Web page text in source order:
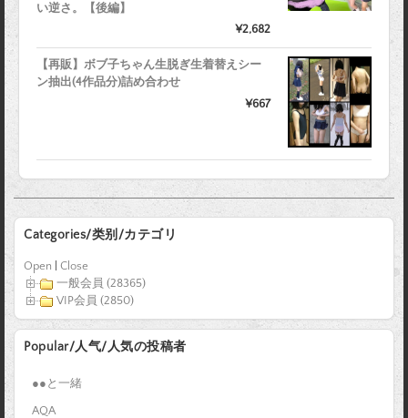
い逆さ。【後編】
¥2,682
【再販】ボブ子ちゃん生脱ぎ生着替えシー
ン抽出(4作品分)詰め合わせ
¥667
Categories/类别/カテゴリ
Open
Close
一般会員 (28365)
VIP会員 (2850)
Popular/人气/人気の投稿者
●●と一緒
AQA